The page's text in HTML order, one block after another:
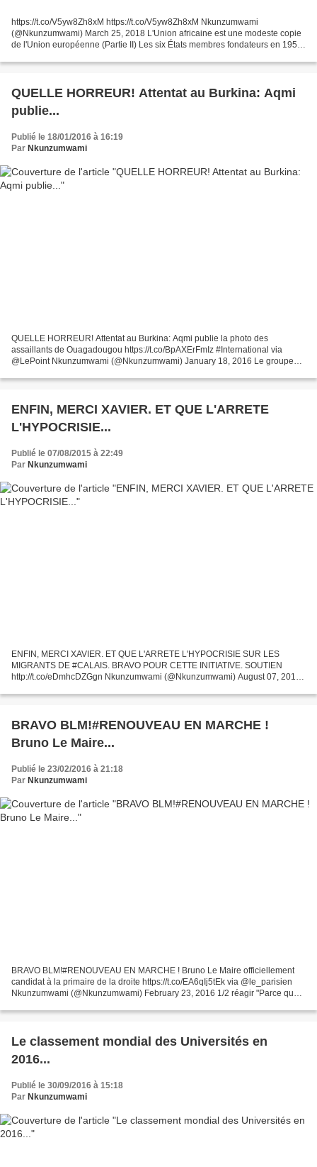
https://t.co/V5yw8Zh8xM https://t.co/V5yw8Zh8xM Nkunzumwami
(@Nkunzumwami) March 25, 2018 L'Union africaine est une modeste copie
de l'Union européenne (Partie II) Les six États membres fondateurs en 1957
QUELLE HORREUR! Attentat au Burkina: Aqmi
publie...
Publié le 18/01/2016 à 16:19
Par Nkunzumwami
QUELLE HORREUR! Attentat au Burkina: Aqmi publie la photo des
assaillants de Ouagadougou https://t.co/BpAXErFmIz #International via
@LePoint Nkunzumwami (@Nkunzumwami) January 18, 2016 Le groupe
ENFIN, MERCI XAVIER. ET QUE L'ARRETE
L'HYPOCRISIE...
Publié le 07/08/2015 à 22:49
Par Nkunzumwami
ENFIN, MERCI XAVIER. ET QUE L'ARRETE L'HYPOCRISIE SUR LES
MIGRANTS DE #CALAIS. BRAVO POUR CETTE INITIATIVE. SOUTIEN
http://t.co/eDmhcDZGgn Nkunzumwami (@Nkunzumwami) August 07, 2015
BRAVO BLM!#RENOUVEAU EN MARCHE !
Bruno Le Maire...
Publié le 23/02/2016 à 21:18
Par Nkunzumwami
BRAVO BLM!#RENOUVEAU EN MARCHE ! Bruno Le Maire officiellement
candidat à la primaire de la droite https://t.co/EA6qIj5tEk via @le_parisien
Nkunzumwami (@Nkunzumwami) February 23, 2016 1/2 réagir "Parce que
Le classement mondial des Universités en
2016...
Publié le 30/09/2016 à 15:18
Par Nkunzumwami